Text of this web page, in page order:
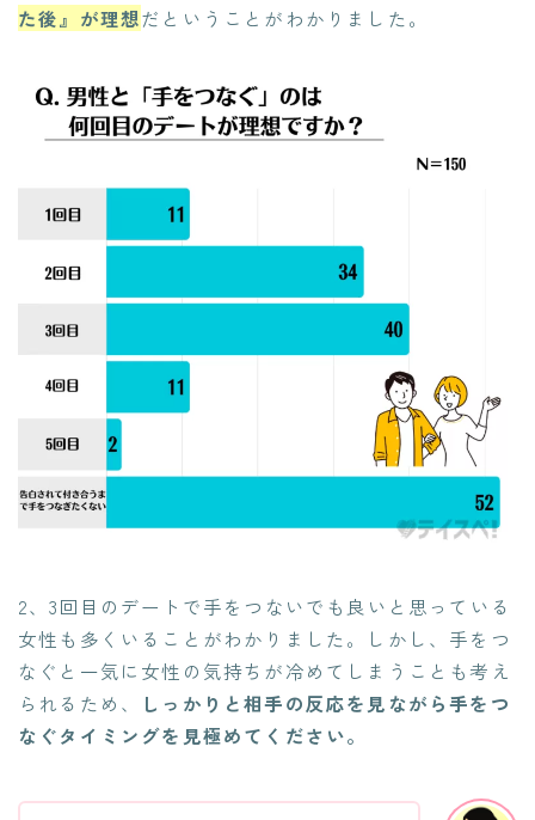
た後』が理想だということがわかりました。
2、3回目のデートで手をつないでも良いと思っている
女性も多くいることがわかりました。しかし、手をつ
なぐと一気に女性の気持ちが冷めてしまうことも考え
られるため、
しっかりと相手の反応を見ながら手をつ
なぐタイミングを見極めてください。